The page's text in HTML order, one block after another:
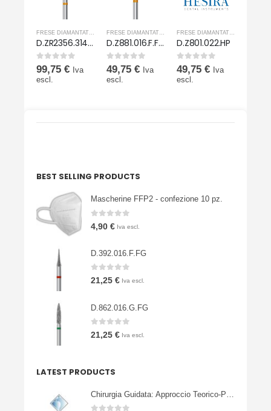
D.ZR2356.314.023-8
0Su 5
99,75 € Iva
escl.
D.Z881.016.F.FG
0Su 5
49,75 € Iva
escl.
D.Z801.022.HP
0Su 5
49,75 € Iva
escl.
BEST SELLING PRODUCTS
Mascherine FFP2 - confezione 10 pz.
0 Su 5
4,90 € Iva escl.
D.392.016.F.FG
0Su 5
21,25 € Iva escl.
D.862.016.G.FG
0Su 5
21,25 € Iva escl.
LATEST PRODUCTS